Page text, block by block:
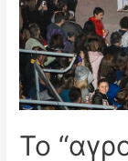
Το